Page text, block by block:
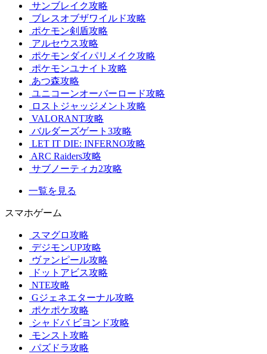
サンブレイク攻略
ブレスオブザワイルド攻略
ポケモン剣盾攻略
アルセウス攻略
ポケモンダイパリメイク攻略
ポケモンユナイト攻略
あつ森攻略
ユニコーンオーバーロード攻略
ロストジャッジメント攻略
VALORANT攻略
バルダーズゲート3攻略
LET IT DIE: INFERNO攻略
ARC Raiders攻略
サブノーティカ2攻略
一覧を見る
スマホゲーム
スマグロ攻略
デジモンUP攻略
ヴァンピール攻略
ドットアビス攻略
NTE攻略
Gジェネエターナル攻略
ポケポケ攻略
シャドバ ビヨンド攻略
モンスト攻略
パズドラ攻略